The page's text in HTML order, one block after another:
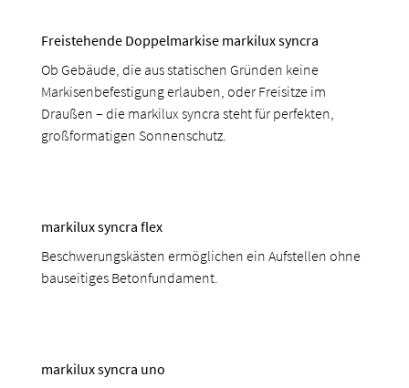
Freistehende Doppelmarkise markilux syncra
Ob Gebäude, die aus statischen Gründen keine
Markisenbefestigung erlauben, oder Freisitze im
Draußen – die markilux syncra steht für perfekten,
großformatigen Sonnenschutz.
markilux syncra flex
Beschwerungskästen ermöglichen ein Aufstellen ohne
bauseitiges Betonfundament.
markilux syncra uno